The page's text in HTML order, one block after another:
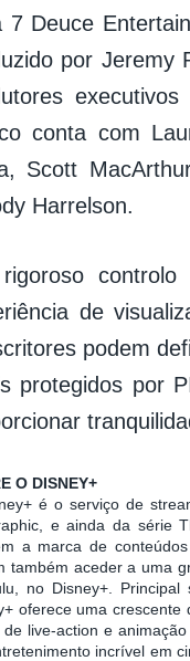
7 Deuce
por Jeremy
conta com
Scott
Harrelson.
de
podem
protegidos por
O DISNEY+
é o serviço de
e ainda da série
a marca de
também aceder a uma
no Disney+.
oferece uma crescente
de live-action e
incrível em